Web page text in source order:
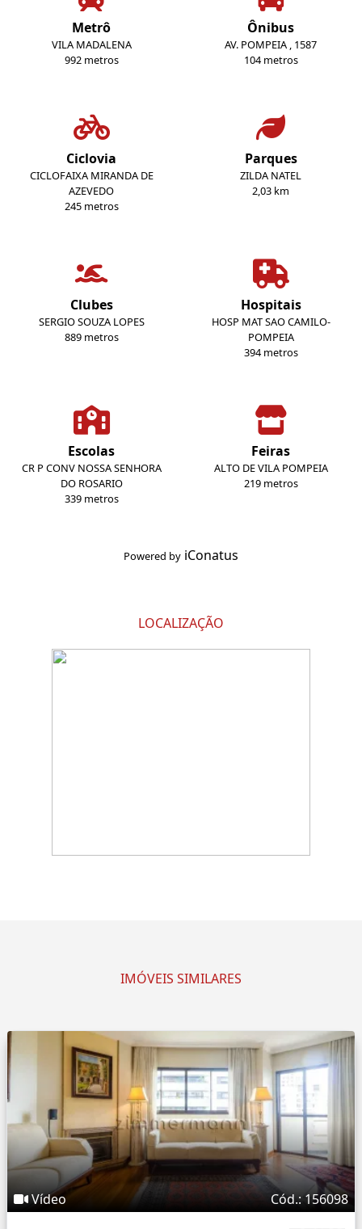
Metrô
VILA MADALENA
992 metros
Ônibus
AV. POMPEIA , 1587
104 metros
Ciclovia
CICLOFAIXA MIRANDA DE
AZEVEDO
245 metros
Parques
ZILDA NATEL
2,03 km
Clubes
SERGIO SOUZA LOPES
889 metros
Hospitais
HOSP MAT SAO CAMILO-
POMPEIA
394 metros
Escolas
CR P CONV NOSSA SENHORA
DO ROSARIO
339 metros
Feiras
ALTO DE VILA POMPEIA
219 metros
Powered by iConatus
LOCALIZAÇÃO
IMÓVEIS SIMILARES
Vídeo Cód.: 156098